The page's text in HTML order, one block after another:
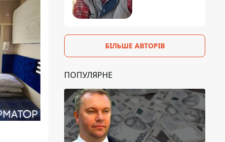
БІЛЬШЕ АВТОРІВ
ПОПУЛЯРНЕ